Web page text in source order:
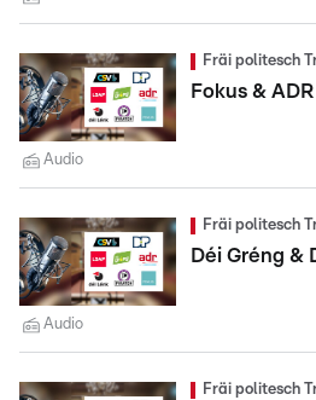
Fräi politesch
Fokus & ADR
Audio
Fräi politesch
Déi Gréng &
Audio
Fräi politesch